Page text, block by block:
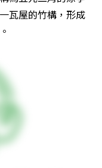
瓦屋的竹構，形成